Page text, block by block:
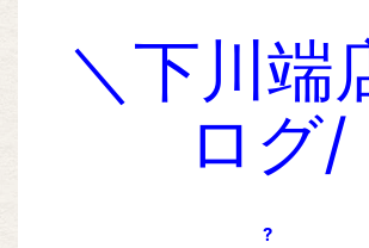
＼下川端
ログ/
?